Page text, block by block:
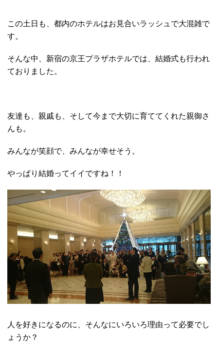
この土日も、都内のホテルはお見合いラッシュで大混雑で
す。
そんな中、新宿の京王プラザホテルでは、結婚式も行われ
ておりました。
友達も、親戚も、そして今まで大切に育ててくれた親御さ
んも。
みんなが笑顔で、みんなが幸せそう。
やっぱり結婚ってイイですね！！
人を好きになるのに、そんなにいろいろ理由って必要でし
ょうか？